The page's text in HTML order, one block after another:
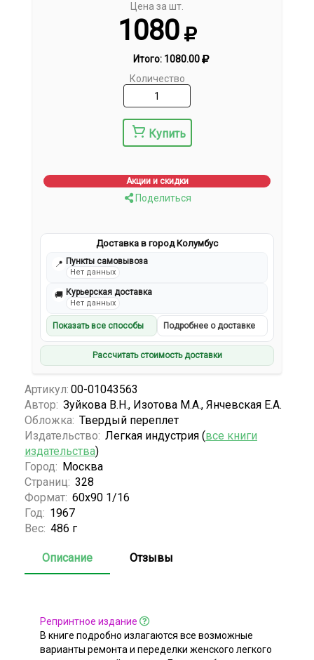
Цена за шт.
1080
Итого: 1080.00
Количество
Купить
Акции и скидки
Поделиться
Доставка в город Колумбус
📍 Пункты самовывоза
Нет данных
🚚 Курьерская доставка
Нет данных
Показать все способы Подробнее о доставке
Рассчитать стоимость доставки
Артикул: 00-01043563
Автор: Зуйкова В.Н., Изотова М.А., Янчевская Е.А.
Обложка: Твердый переплет
Издательство: Легкая индустрия (все книги
издательства)
Город: Москва
Страниц: 328
Формат: 60х90 1/16
Год: 1967
Вес: 486 г
Описание Отзывы
Репринтное издание
В книге подробно излагаются все возможные
варианты ремонта и переделки женского легкого